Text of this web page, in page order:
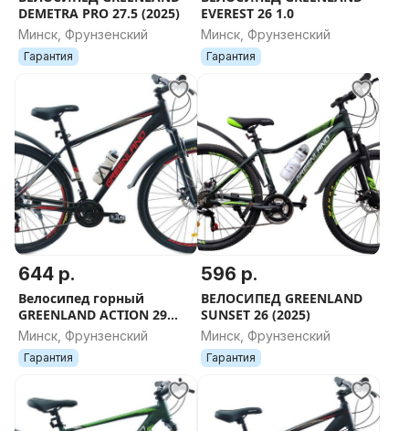
DEMETRA PRO 27.5 (2025)
Минск, Фрунзенский
Гарантия
EVEREST 26 1.0
Минск, Фрунзенский
Гарантия
644 р.
Велосипед горный
GREENLAND ACTION 29
(2024)
Минск, Фрунзенский
Гарантия
596 р.
ВЕЛОСИПЕД GREENLAND
SUNSET 26 (2025)
Минск, Фрунзенский
Гарантия